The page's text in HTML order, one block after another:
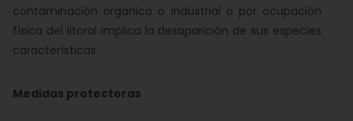
contaminación orgánica o industrial o por ocupación
física del litoral implica la desaparición de sus especies
características.
Medidas protectoras